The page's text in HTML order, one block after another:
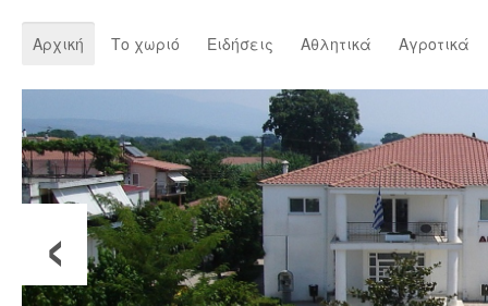
Αρχική Το χωριό Ειδήσεις Αθλητικά Αγροτικά
‹